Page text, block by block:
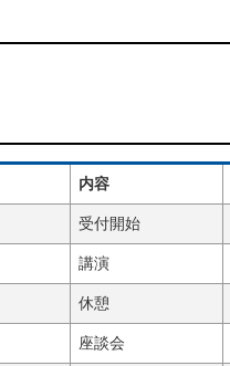
内容
受付開始
講演
休憩
座談会